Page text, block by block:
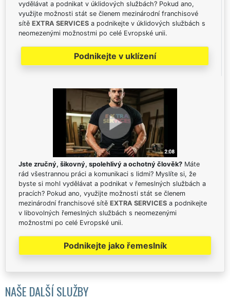
vydělávat a podnikat v úklidových službách? Pokud ano,
využijte možnosti stát se členem mezinárodní franchisové
sítě EXTRA SERVICES a podnikejte v úklidových službách s
neomezenými možnostmi po celé Evropské unii.
Podnikejte v uklízení
Jste zručný, šikovný, spolehlivý a ochotný člověk? Máte
rád všestrannou práci a komunikaci s lidmi? Myslíte si, že
byste si mohl vydělávat a podnikat v řemeslných službách a
pracích? Pokud ano, využijte možnosti stát se členem
mezinárodní franchisové sítě EXTRA SERVICES a podnikejte
v libovolných řemeslných službách s neomezenými
možnostmi po celé Evropské unii.
Podnikejte jako řemeslník
NAŠE DALŠÍ SLUŽBY